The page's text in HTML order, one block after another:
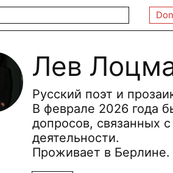
Лев
Русский поэт и
В феврале 2026 года
допросов, связанных
деятельности.
Проживает в Берлине.